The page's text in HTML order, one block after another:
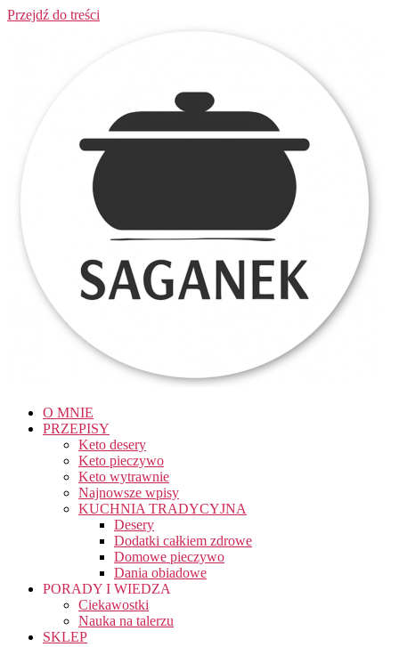
Przejdź do treści
O MNIE
PRZEPISY
Keto desery
Keto pieczywo
Keto wytrawnie
Najnowsze wpisy
KUCHNIA TRADYCYJNA
Desery
Dodatki całkiem zdrowe
Domowe pieczywo
Dania obiadowe
PORADY I WIEDZA
Ciekawostki
Nauka na talerzu
SKLEP